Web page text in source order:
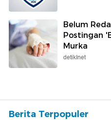
Belum
Postingan
Murka
detikInet
Berita Terpopuler